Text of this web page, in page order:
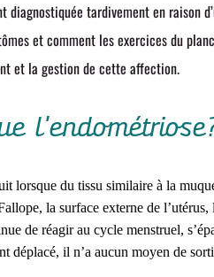
diagnostiquée tardivement en raison
et comment les exercices du
et la gestion de cette affection.
lorsque du tissu similaire à la
la surface externe de
de réagir au cycle menstruel,
déplacé, il n’a aucun moyen de